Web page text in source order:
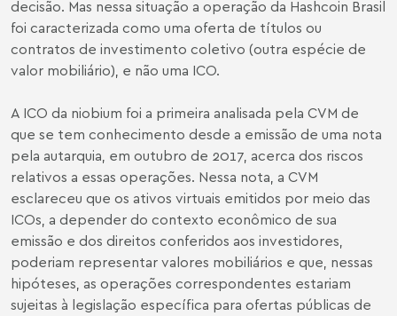
decisão. Mas nessa situação a operação da Hashcoin Brasil
foi caracterizada como uma oferta de títulos ou
contratos de investimento coletivo (outra espécie de
valor mobiliário), e não uma ICO.
A ICO da niobium foi a primeira analisada pela CVM de
que se tem conhecimento desde a emissão de uma nota
pela autarquia, em outubro de 2017, acerca dos riscos
relativos a essas operações. Nessa nota, a CVM
esclareceu que os ativos virtuais emitidos por meio das
ICOs, a depender do contexto econômico de sua
emissão e dos direitos conferidos aos investidores,
poderiam representar valores mobiliários e que, nessas
hipóteses, as operações correspondentes estariam
sujeitas à legislação específica para ofertas públicas de